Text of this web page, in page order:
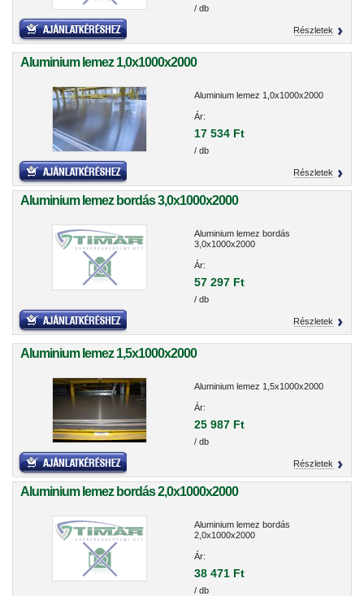
/ db
Részletek
Aluminium lemez 1,0x1000x2000
Aluminium lemez 1,0x1000x2000
Ár:
17 534 Ft
/ db
Részletek
Aluminium lemez bordás 3,0x1000x2000
Aluminium lemez bordás
3,0x1000x2000
Ár:
57 297 Ft
/ db
Részletek
Aluminium lemez 1,5x1000x2000
Aluminium lemez 1,5x1000x2000
Ár:
25 987 Ft
/ db
Részletek
Aluminium lemez bordás 2,0x1000x2000
Aluminium lemez bordás
2,0x1000x2000
Ár:
38 471 Ft
/ db